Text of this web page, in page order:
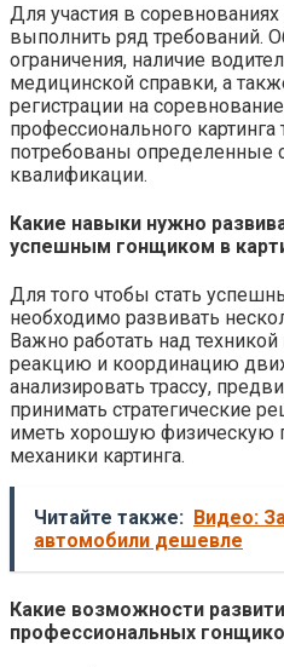
Для участия в
выполнить ряд требований.
ограничения, наличие
медицинской справки, а
регистрации на
профессионального
потребованы определенные
квалификации.
Какие навыки нужно
успешным гонщиком в
Для того чтобы стать
необходимо развивать
Важно работать над
реакцию и координацию
анализировать трассу,
принимать стратегические
иметь хорошую физическую
механики картинга.
Читайте также: Видео:
автомобили дешевле
Какие возможности
профессиональных